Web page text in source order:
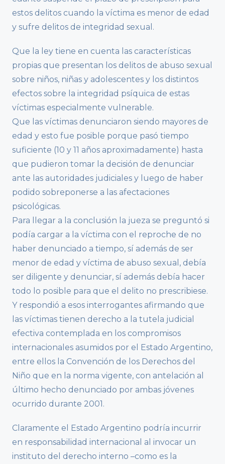
estos delitos cuando la víctima es menor de edad
y sufre delitos de integridad sexual.
Que la ley tiene en cuenta las características
propias que presentan los delitos de abuso sexual
sobre niños, niñas y adolescentes y los distintos
efectos sobre la integridad psíquica de estas
víctimas especialmente vulnerable.
Que las víctimas denunciaron siendo mayores de
edad y esto fue posible porque pasó tiempo
suficiente (10 y 11 años aproximadamente) hasta
que pudieron tomar la decisión de denunciar
ante las autoridades judiciales y luego de haber
podido sobreponerse a las afectaciones
psicológicas.
Para llegar a la conclusión la jueza se preguntó si
podía cargar a la víctima con el reproche de no
haber denunciado a tiempo, sí además de ser
menor de edad y víctima de abuso sexual, debía
ser diligente y denunciar, sí además debía hacer
todo lo posible para que el delito no prescribiese.
Y respondió a esos interrogantes afirmando que
las víctimas tienen derecho a la tutela judicial
efectiva contemplada en los compromisos
internacionales asumidos por el Estado Argentino,
entre ellos la Convención de los Derechos del
Niño que en la norma vigente, con antelación al
último hecho denunciado por ambas jóvenes
ocurrido durante 2001.
Claramente el Estado Argentino podría incurrir
en responsabilidad internacional al invocar un
instituto del derecho interno –como es la